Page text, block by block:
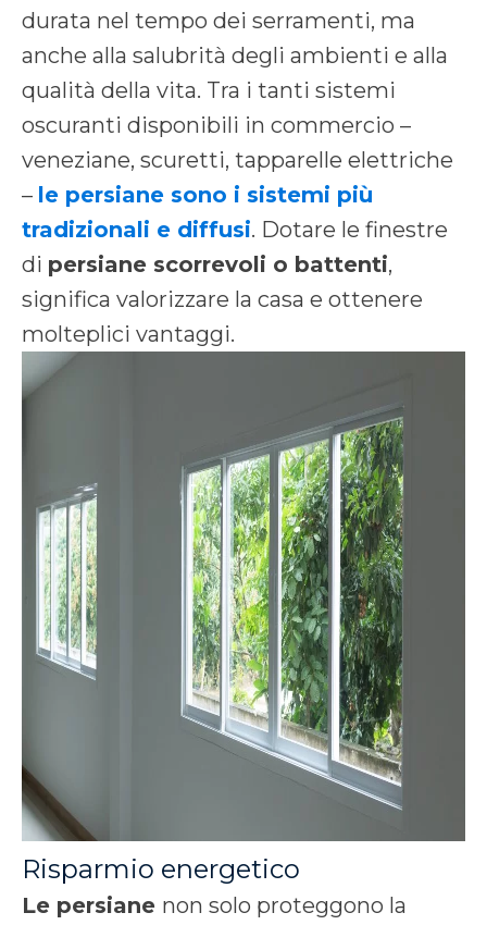
durata nel tempo dei serramenti, ma
anche alla salubrità degli ambienti e alla
qualità della vita. Tra i tanti sistemi
oscuranti disponibili in commercio –
veneziane, scuretti, tapparelle elettriche
– le persiane sono i sistemi più
tradizionali e diffusi. Dotare le finestre
di persiane scorrevoli o battenti,
significa valorizzare la casa e ottenere
molteplici vantaggi.
Risparmio energetico
Le persiane non solo proteggono la